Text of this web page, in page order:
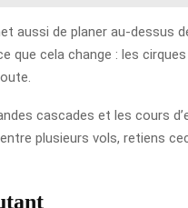
aussi de planer au-dessus
que cela change : les
cascades et les cours
plusieurs vols, retiens